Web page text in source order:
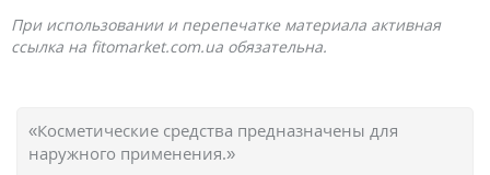
При использовании и перепечатке материала активная
ссылка на fitomarket.com.ua обязательна.
«Косметические средства предназначены для
наружного применения.»